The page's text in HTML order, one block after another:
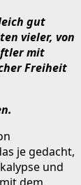
gut
vieler, von
mit
Freiheit
je gedacht,
und